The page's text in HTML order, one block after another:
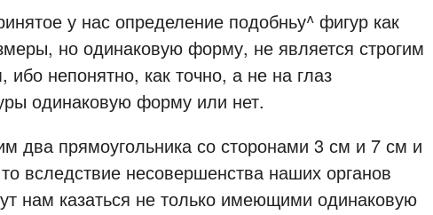
у нас определение подобньу^ фигур как
но одинаковую форму, не является строгим
непонятно, как точно, а не на глаз
одинаковую форму или нет.
прямоугольника со сторонами 3 см и 7 см и
вследствие несовершенства наших органов
нам казаться не только имеющими одинаковую